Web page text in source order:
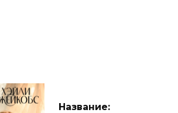
Название: